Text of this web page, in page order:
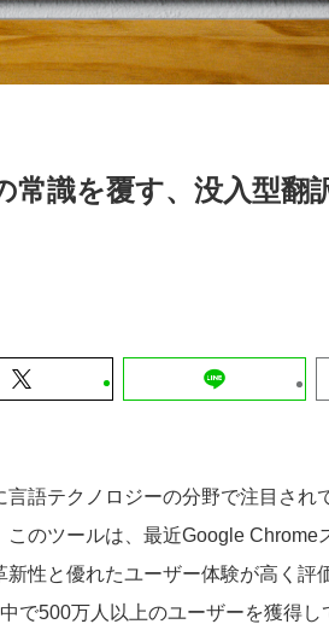
2026-08-07
常識を覆す、没入型翻
言語テクノロジーの分野で注目され
のツールは、最近Google Chrome
性と優れたユーザー体験が高く評
で500万人以上のユーザーを獲得し